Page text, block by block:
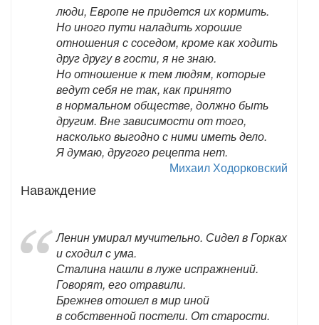
люди, Европе не придется их кормить.
Но иного пути наладить хорошие
отношения с соседом, кроме как ходить
друг другу в гости, я не знаю.
Но отношение к тем людям, которые
ведут себя не так, как принято
в нормальном обществе, должно быть
другим. Вне зависимости от того,
насколько выгодно с ними иметь дело.
Я думаю, другого рецепта нет.
Михаил Ходорковский
Наваждение
Ленин умирал мучительно. Сидел в Горках
и сходил с ума.
Сталина нашли в луже испражнений.
Говорят, его отравили.
Брежнев отошел в мир иной
в собственной постели. От старости.